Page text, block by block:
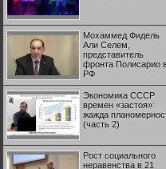
Мохаммед Фидель
Али Селем,
представитель
фронта Полисарио
РФ
Экономика СССР
времен «застоя»:
жажда
(часть 2)
Рост социального
неравенства в 21